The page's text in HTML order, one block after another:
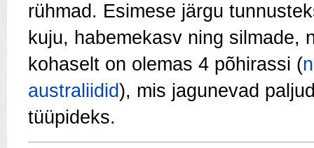
rühmad. Esimese järgu
kuju, habemekasv ning silmade,
kohaselt on olemas 4 põhirassi (
australiidid), mis jagunevad
tüüpideks.